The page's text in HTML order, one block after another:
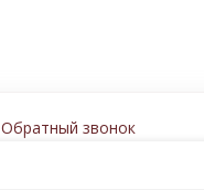
Обратный звонок